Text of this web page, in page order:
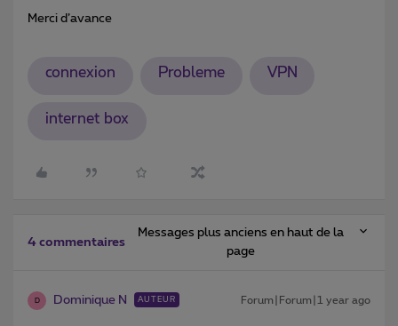
Merci d’avance
connexion Probleme VPN
internet box
4 commentaires
Messages plus anciens en haut de la
page
D Dominique N AUTEUR Forum|Forum|1 year ago